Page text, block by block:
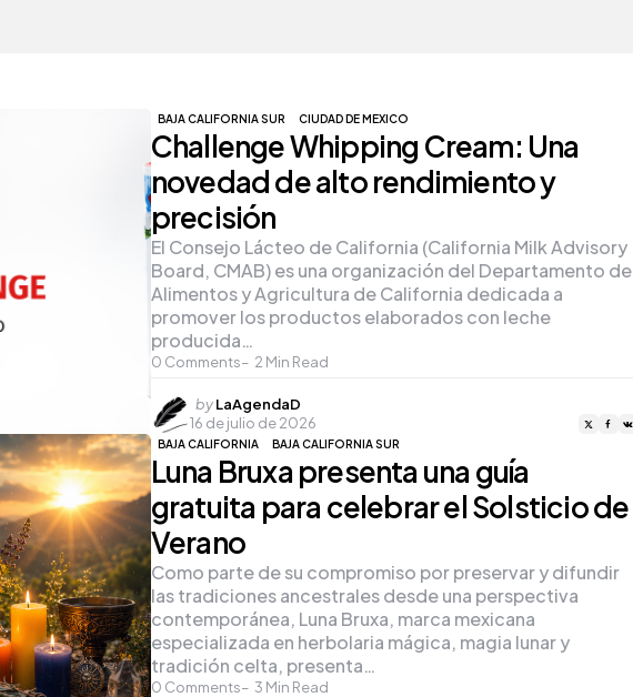
BAJA CALIFORNIA SUR CIUDAD DE MEXICO
Challenge Whipping Cream: Una
novedad de alto rendimiento y
precisión
0 Comments 2 Min Read
El Consejo Lácteo de California (California Milk Advisory
Board, CMAB) es una organización del Departamento de
Alimentos y Agricultura de California dedicada a
promover los productos elaborados con leche
producida…
Posted
by
by LaAgendaD
16 de julio de 2026
BAJA CALIFORNIA BAJA CALIFORNIA SUR
Luna Bruxa presenta una guía
gratuita para celebrar el Solsticio de
Verano
0 Comments 3 Min Read
Como parte de su compromiso por preservar y difundir
las tradiciones ancestrales desde una perspectiva
contemporánea, Luna Bruxa, marca mexicana
especializada en herbolaria mágica, magia lunar y
tradición celta, presenta…